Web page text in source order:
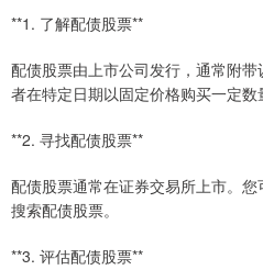
**1. 了解配债股票**
配债股票由上市公司发行，通常附
者在特定日期以固定价格购买一定数
**2. 寻找配债股票**
配债股票通常在证券交易所上市。
搜索配债股票。
**3. 评估配债股票**